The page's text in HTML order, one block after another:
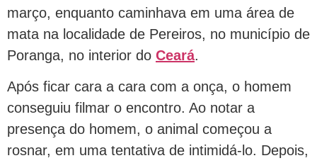
março, enquanto caminhava em uma área de
mata na localidade de Pereiros, no município de
Poranga, no interior do Ceará.
Após ficar cara a cara com a onça, o homem
conseguiu filmar o encontro. Ao notar a
presença do homem, o animal começou a
rosnar, em uma tentativa de intimidá-lo. Depois,